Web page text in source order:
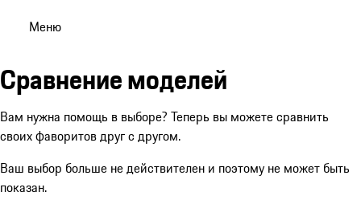
Меню
Сравнение моделей
Вам нужна помощь в выборе? Теперь вы можете сравнить
своих фаворитов друг с другом.
Ваш выбор больше не действителен и поэтому не может быть
показан.